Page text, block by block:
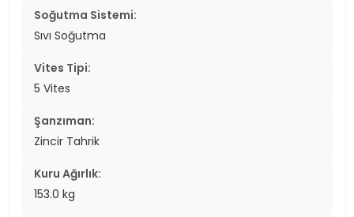
Soğutma Sistemi:
Sıvı Soğutma
Vites Tipi:
5 Vites
Şanzıman:
Zincir Tahrik
Kuru Ağırlık:
153.0 kg